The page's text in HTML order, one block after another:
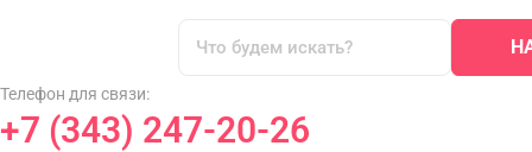
Телефон для связи:
+7 (343) 247-20-26